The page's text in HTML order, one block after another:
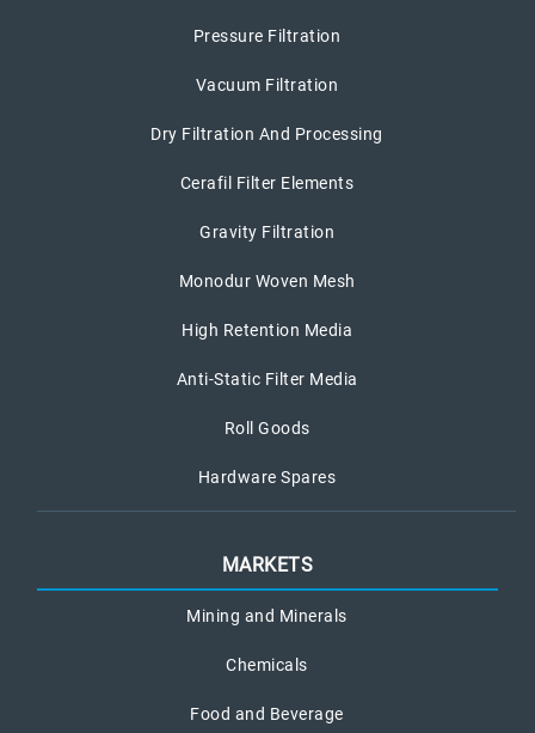
Pressure Filtration
Vacuum Filtration
Dry Filtration And Processing
Cerafil Filter Elements
Gravity Filtration
Monodur Woven Mesh
High Retention Media
Anti-Static Filter Media
Roll Goods
Hardware Spares
MARKETS
Mining and Minerals
Chemicals
Food and Beverage